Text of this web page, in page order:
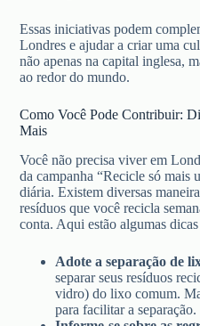
Essas iniciativas podem
Londres e ajudar a criar uma
não apenas na capital inglesa,
ao redor do mundo.
Como Você Pode Contribuir:
Mais
Você não precisa viver em
da campanha “Recicle só mais
diária. Existem diversas
resíduos que você recicla
conta. Aqui estão algumas
Adote a separação de
separar seus resíduos
vidro) do lixo comum.
para facilitar a separação.